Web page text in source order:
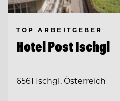
TOP ARBEITGEBER
Hotel Post Ischgl
6561 Ischgl, Österreich